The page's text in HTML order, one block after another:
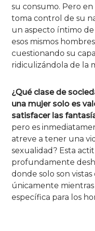
su consumo. Pero
toma control de su
un aspecto íntimo de
esos mismos
cuestionando su
ridiculizándola de la
¿Qué clase de
una mujer solo es
satisfacer las
pero es
atreve a tener una
sexualidad? Esta
profundamente
donde solo son
únicamente
específica para los